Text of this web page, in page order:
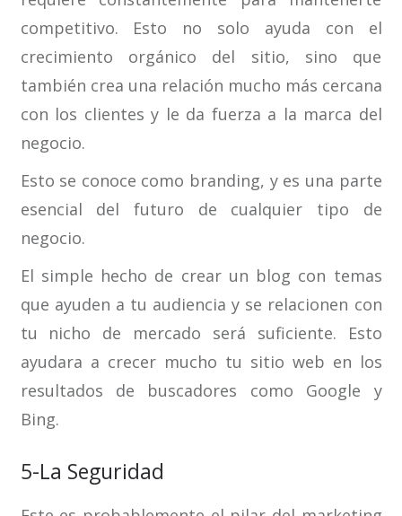
competitivo. Esto no solo ayuda con el
crecimiento orgánico del sitio, sino que
también crea una relación mucho más cercana
con los clientes y le da fuerza a la marca del
negocio.
Esto se conoce como branding, y es una parte
esencial del futuro de cualquier tipo de
negocio.
El simple hecho de crear un blog con temas
que ayuden a tu audiencia y se relacionen con
tu nicho de mercado será suficiente. Esto
ayudara a crecer mucho tu sitio web en los
resultados de buscadores como Google y
Bing.
5-La Seguridad